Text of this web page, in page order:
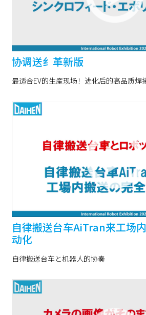
协调送纟革新版
最适合EV的生産现场！进化后的高品质焊
自律搬送台车AiTran来工场
动化
自律搬送台车と机器人的协奏